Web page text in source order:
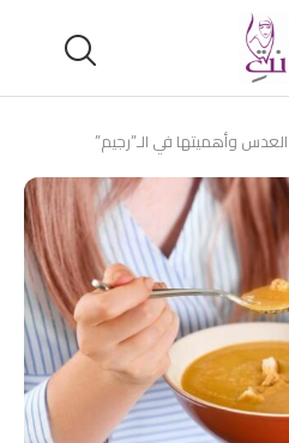
وأهميتها في الـ”رجيم”